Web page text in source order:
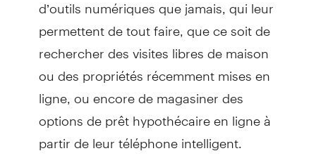
permettent de tout faire, que ce soit de
rechercher des visites libres de maison
ou des propriétés récemment mises en
ligne, ou encore de magasiner des
options de prêt hypothécaire en ligne à
partir de leur téléphone intelligent.